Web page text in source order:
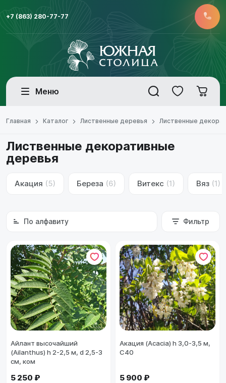
+7 (863) 280-77-77
Меню
Главная Каталог Лиственные деревья Лиственные
Лиственные декоративные
деревья
Акация (5) Береза (6) Витекс (1) Вяз (1)
По алфавиту Фильтр
Айлант высочайший
(Ailanthus) h 2-2,5 м, d 2,5-3
см, ком
5 250 ₽
Акация (Acacia) h 3,0-3,5 м,
С40
5 900 ₽